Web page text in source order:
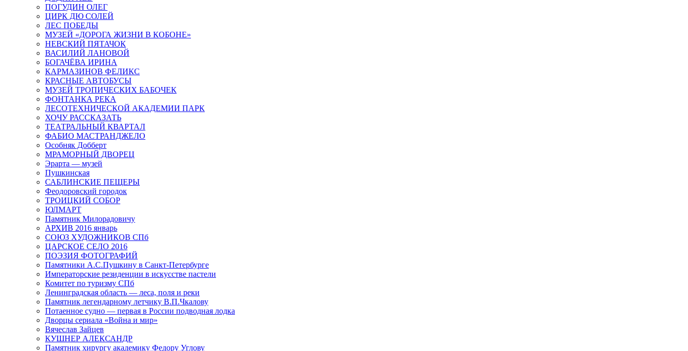
ПОГУДИН ОЛЕГ
ЦИРК ДЮ СОЛЕЙ
ЛЕС ПОБЕДЫ
МУЗЕЙ «ДОРОГА ЖИЗНИ В КОБОНЕ»
НЕВСКИЙ ПЯТАЧОК
ВАСИЛИЙ ЛАНОВОЙ
БОГАЧЁВА ИРИНА
КАРМАЗИНОВ ФЕЛИКС
КРАСНЫЕ АВТОБУСЫ
МУЗЕЙ ТРОПИЧЕСКИХ БАБОЧЕК
ФОНТАНКА РЕКА
ЛЕСОТЕХНИЧЕСКОЙ АКАДЕМИИ ПАРК
ХОЧУ РАССКАЗАТЬ
ТЕАТРАЛЬНЫЙ КВАРТАЛ
ФАБИО МАСТРАНДЖЕЛО
Особняк Добберт
МРАМОРНЫЙ ДВОРЕЦ
Эрарта — музей
Пушкинская
САБЛИНСКИЕ ПЕЩЕРЫ
Феодоровский городок
ТРОИЦКИЙ СОБОР
ЮЛМАРТ
Памятник Милорадовичу
АРХИВ 2016 январь
СОЮЗ ХУДОЖНИКОВ СПб
ЦАРСКОЕ СЕЛО 2016
ПОЭЗИЯ ФОТОГРАФИЙ
Памятники А.С.Пушкину в Санкт-Петербурге
Императорские резиденции в искусстве пастели
Комитет по туризму СПб
Ленинградская область — леса, поля и реки
Памятник легендарному летчику В.П.Чкалову
Потаенное судно — первая в России подводная лодка
Дворцы сериала «Война и мир»
Вячеслав Зайцев
КУШНЕР АЛЕКСАНДР
Памятник хирургу академику Федору Углову